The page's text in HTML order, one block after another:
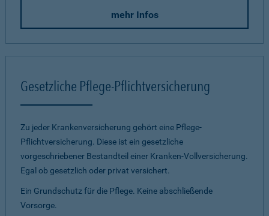
mehr Infos
Gesetzliche Pflege-Pflichtversicherung
Zu jeder Krankenversicherung gehört eine Pflege-
Pflichtversicherung. Diese ist ein gesetzliche
vorgeschriebener Bestandteil einer Kranken-Vollversicherung.
Egal ob gesetzlich oder privat versichert.
Ein Grundschutz für die Pflege. Keine abschließende
Vorsorge.